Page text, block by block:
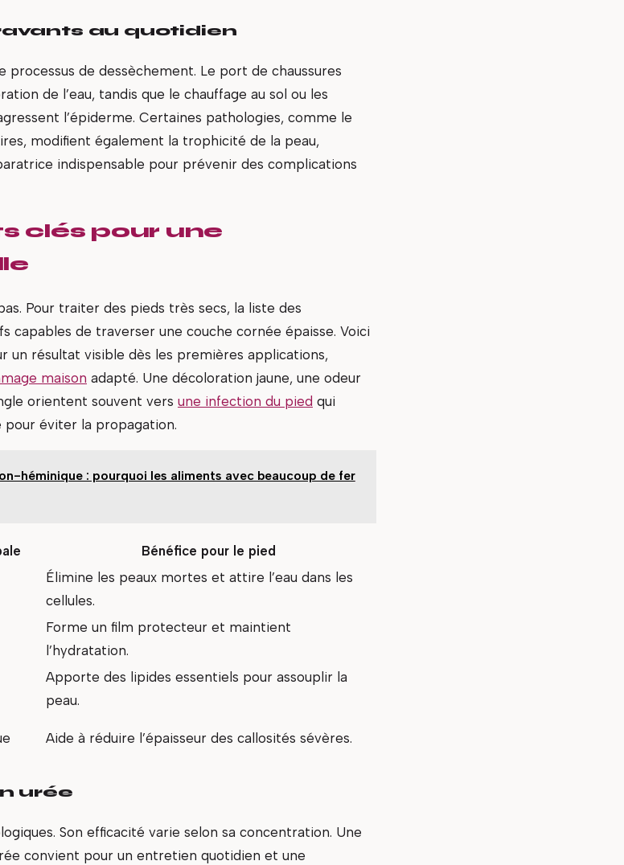
au quotidien
processus de dessèchement. Le port de chaussures
de l’eau, tandis que le chauffage au sol ou les
l’épiderme. Certaines pathologies, comme le
modifient également la trophicité de la peau,
indispensable pour prévenir des complications
clés pour une
Pour traiter des pieds très secs, la liste des
capables de traverser une couche cornée épaisse. Voici
un résultat visible dès les premières applications,
maison adapté. Une décoloration jaune, une odeur
orientent souvent vers une infection du pied qui
pour éviter la propagation.
héminique : pourquoi les aliments avec beaucoup de fer
Bénéfice pour le pied
Élimine les peaux mortes et attire l’eau dans les
cellules.
Forme un film protecteur et maintient
l’hydratation.
Apporte des lipides essentiels pour assouplir la
peau.
Aide à réduire l’épaisseur des callosités sévères.
urée
Son efficacité varie selon sa concentration. Une
convient pour un entretien quotidien et une